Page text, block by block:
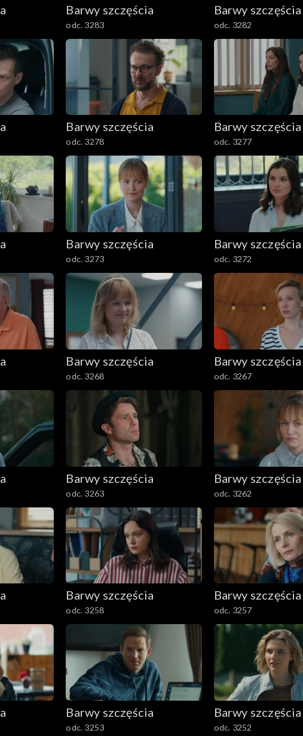
Barwy szczęścia
odc. 3283
Barwy szczęścia
odc. 3282
Barwy szczęścia
odc. 3278
Barwy szczęścia
odc. 3277
Barwy szczęścia
odc. 3273
Barwy szczęścia
odc. 3272
Barwy szczęścia
odc. 3268
Barwy szczęścia
odc. 3267
Barwy szczęścia
odc. 3263
Barwy szczęścia
odc. 3262
Barwy szczęścia
odc. 3258
Barwy szczęścia
odc. 3257
Barwy szczęścia
odc. 3253
Barwy szczęścia
odc. 3252